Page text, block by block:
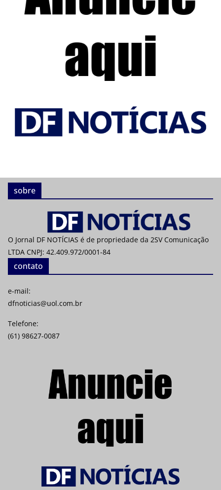
sobre
O Jornal DF NOTÍCIAS é de propriedade da 2SV Comunicação
LTDA CNPJ: 42.409.972/0001-84
contato
e-mail:
dfnoticias@uol.com.br
Telefone:
(61) 98627-0087